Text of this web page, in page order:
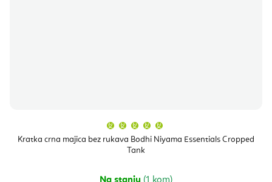
Kratka crna majica bez rukava Bodhi Niyama Essentials Cropped
Tank
proizvoda
je
zvjezdica.
Na stanju (1 kom)